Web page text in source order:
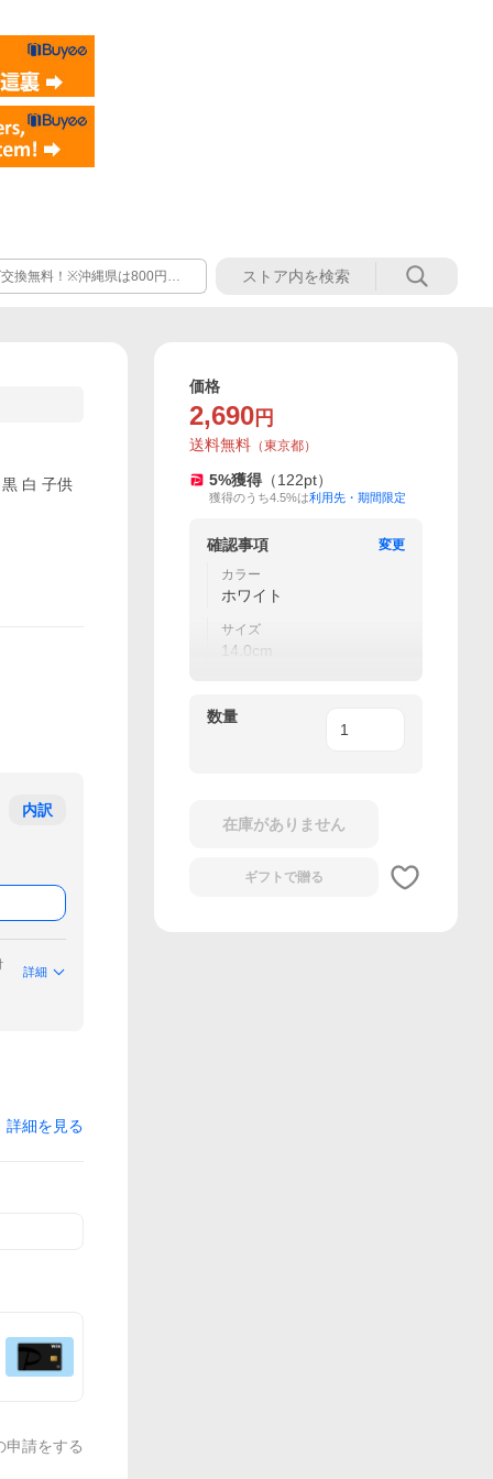
換無料！※沖縄県は800円で
白 子供
内訳
詳細
詳細を見る
申請をする
価格
2,690 円
送料無料 （東京都）
5%獲得 （122pt）
獲得のうち4.5%は利用先・期間限定
確認事項
変更
カラー
ホワイト
サイズ
14.0cm
数量
在庫がありません
ギフトで贈る